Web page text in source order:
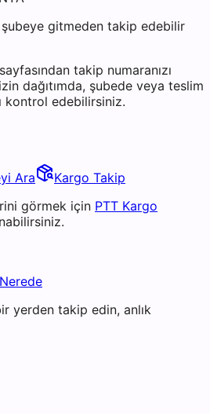
gitmeden takip edebilir
takip numaranızı
dağıtımda, şubede veya teslim
kontrol edebilirsiniz.
Ara
Kargo Takip
görmek için PTT Kargo
yerden takip edin, anlık